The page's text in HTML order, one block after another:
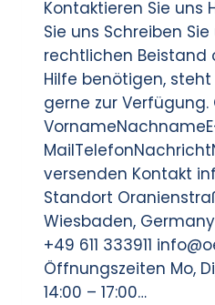
Kontaktieren Sie uns
Sie uns Schreiben
rechtlichen Beistand
Hilfe benötigen,
gerne zur
versenden Kontakt
Standort
Wiesbaden,
+49 611 333911
Öffnungszeiten Mo,
14:00 – 17:00…